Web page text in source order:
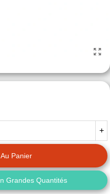
+
Panier
Grandes Quantités